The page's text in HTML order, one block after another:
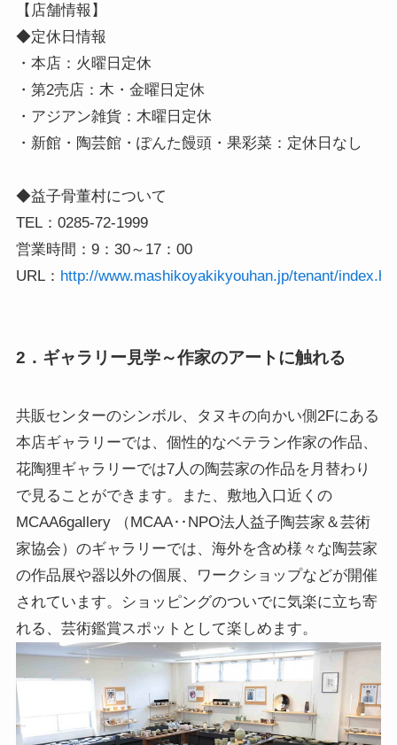
【店舗情報】
◆定休日情報
・本店：火曜日定休
・第2売店：木・金曜日定休
・アジアン雑貨：木曜日定休
・新館・陶芸館・ぽんた饅頭・果彩菜：定休日なし
◆益子骨董村について
TEL：0285-72-1999
営業時間：9：30～17：00
URL： http://www.mashikoyakikyouhan.jp/tenant/
2．ギャラリー見学～作家のアートに触れる
共販センターのシンボル、タヌキの向かい側2Fにある
本店ギャラリーでは、個性的なベテラン作家の作品、
花陶狸ギャラリーでは7人の陶芸家の作品を月替わり
で見ることができます。また、敷地入口近くの
MCAA6gallery （MCAA‥NPO法人益子陶芸家＆芸術
家協会）のギャラリーでは、海外を含め様々な陶芸家
の作品展や器以外の個展、ワークショップなどが開催
されています。ショッピングのついでに気楽に立ち寄
れる、芸術鑑賞スポットとして楽しめます。